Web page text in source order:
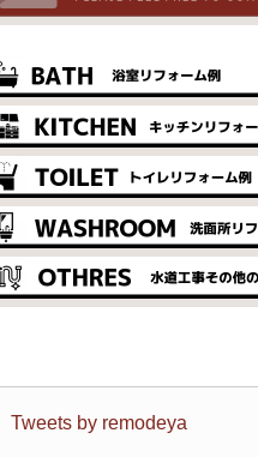
Tweets by remodeya